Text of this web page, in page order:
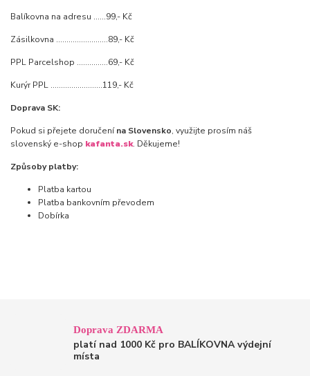
Balíkovna na adresu ......99,- Kč
Zásilkovna .........................89,- Kč
PPL Parcelshop ...............69,- Kč
Kurýr PPL .........................119,- Kč
Doprava SK:
Pokud si přejete doručenína Slovensko, využijte prosím náš
slovenský e-shop kafanta.sk. Děkujeme!
Způsoby platby:
Platba kartou
Platba bankovním převodem
Dobírka
Doprava ZDARMA
platí nad 1000 Kč pro BALÍKOVNA výdejní
místa